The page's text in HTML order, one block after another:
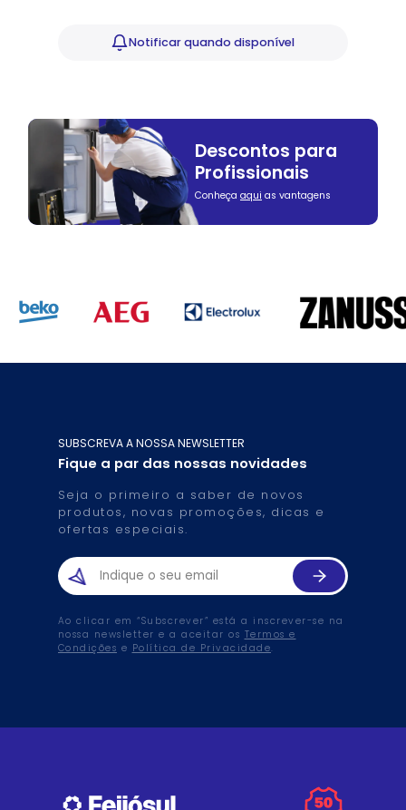
Notificarquando disponível
Descontos para
Profissionais
Conheça aqui as vantagens
SUBSCREVA A NOSSA NEWSLETTER
Fique a par das nossas novidades
Seja o primeiro a saber de novos
produtos, novas promoções, dicas e
ofertas especiais.
Ao clicar em “Subscrever” está a inscrever-se na
nossa newsletter e a aceitar os Termos e
Condições e Política de Privacidade.